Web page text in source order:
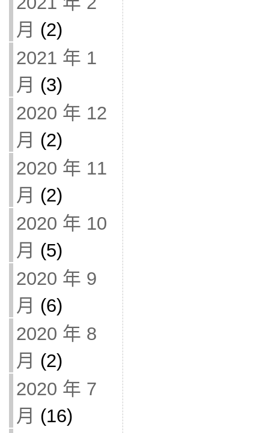
月 (2)
2021 年 1
月 (3)
2020 年 12
月 (2)
2020 年 11
月 (2)
2020 年 10
月 (5)
2020 年 9
月 (6)
2020 年 8
月 (2)
2020 年 7
月 (16)